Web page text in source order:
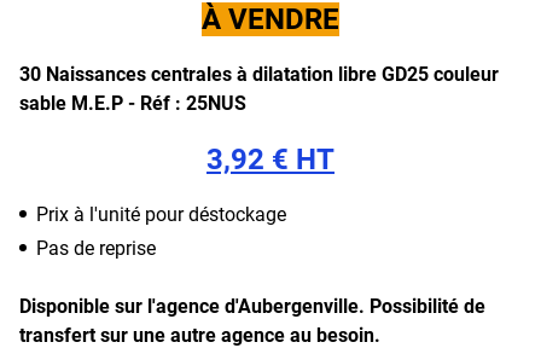
À VENDRE
30 Naissances centrales à dilatation libre GD25 couleur
sable M.E.P - Réf : 25NUS
3,92 € HT
Prix à l'unité pour déstockage
Pas de reprise
Disponible sur l'agence d'Aubergenville. Possibilité de
transfert sur une autre agence au besoin.